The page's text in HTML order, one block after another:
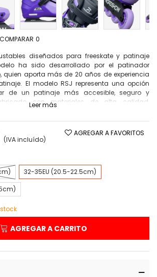
COMPARAR 0
diseñados para freeskate y patinaje
ha sido desarrollado por el patinador
quien aporta más de 20 años de experiencia
El modelo RSJ representa una opción
de un patinaje más accesible, seguro y
con materiales de alta calidad,
del producto.
Leer más
(IVA incluído)
AGREGAR A FAVORITOS
32-35EU (20.5-22.5cm)
AGREGAR A CARRITO